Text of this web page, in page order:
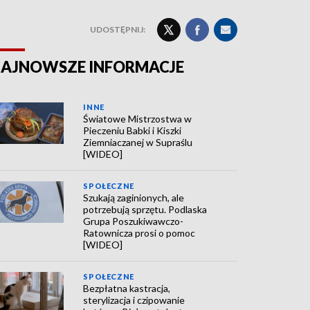
UDOSTĘPNIJ:
INFORMACJE
INNE
Światowe Mistrzostwa w
Pieczeniu Babki i Kiszki
Ziemniaczanej w Supraślu
[WIDEO]
SPOŁECZNE
Szukają zaginionych, ale
potrzebują sprzętu. Podlaska
Grupa Poszukiwawczo-
Ratownicza prosi o pomoc
[WIDEO]
SPOŁECZNE
Bezpłatna kastracja,
sterylizacja i czipowanie